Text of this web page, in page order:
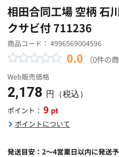
相田合同工場 空柄 石
クサビ付 711236
商品コード： 4996569004596
0.0 （0件の
Web販売価格
2,178 円（税込）
ポイント： 9 pt
ポイントについて
発送目安：2～4営業日以内に発送